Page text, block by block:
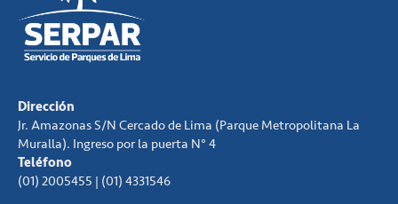
Dirección
Jr. Amazonas S/N Cercado de Lima (Parque Metropolitana La
Muralla). Ingreso por la puerta N° 4
Teléfono
(01) 2005455 | (01) 4331546